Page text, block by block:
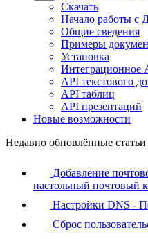
Скачать
Начало работы с
Общие сведения
Примеры
Установка
Интеграционное
API текстового
API таблиц
API презентаций
Новые возможности
Недавно обновлённые статьи
Добавление
настольный почтовый
Настройки DNS -
Сброс